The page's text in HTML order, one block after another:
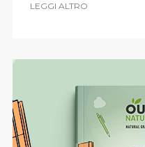
LEGGI ALTRO